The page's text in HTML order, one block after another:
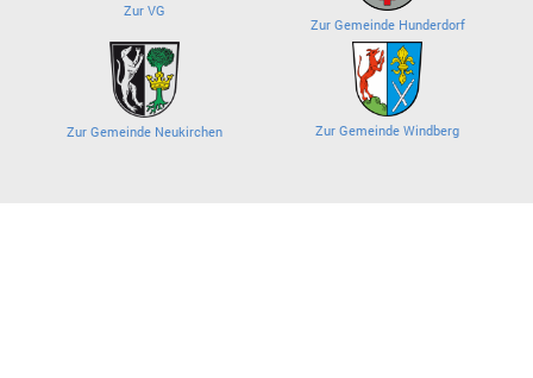
Zur VG
Zur Gemeinde Hunderdorf
Zur Gemeinde Neukirchen Zur Gemeinde Windberg